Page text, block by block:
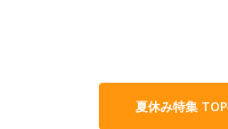
夏休み特集